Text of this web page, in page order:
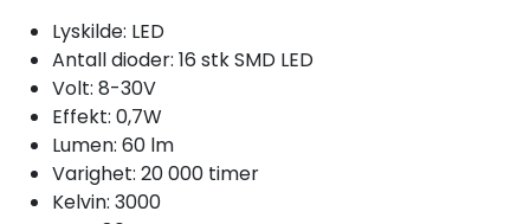
Lyskilde: LED
Antall dioder: 16 stk SMD LED
Volt: 8-30V
Effekt: 0,7W
Lumen: 60 lm
Varighet: 20 000 timer
Kelvin: 3000